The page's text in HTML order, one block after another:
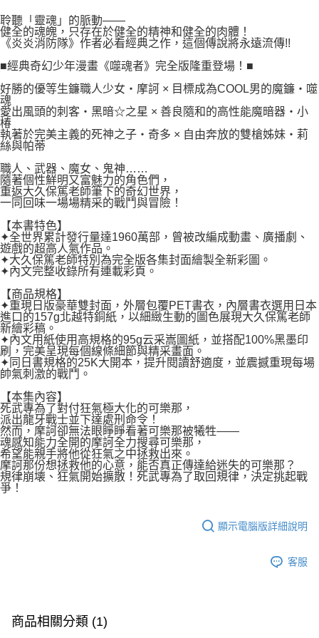
https://aftee.tw/terms/#terms3
３．未成年的使用者請事先徵得法定代理人或監護人之同意方可使用
「AFTEE先享後付」，若未經同意申辦者引起之損失，本公司不負相關責
任。
４．使用「AFTEE先享後付」時，將依據個別帳號之用戶狀況，依本公司即
請求用戶進行身份認證。
恩沛科技股份有限公司將有權停止該用戶之使用額度並採取法律行動。
宅配
國家/地區配送 查看運費
聆聽「靈魂」的脈動——
健全的魂魄，只存在於健全的精神和健全的肉體！
《炎炎消防隊》作者必看經典之作，這個傳說將永遠流傳!!
■經典奇幻少年漫畫《噬魂者》完全版隆重登場！■
好勝的優等生鐮職人少女‧摩訶 × 目標成為COOL男的魔鐮‧噬
魂
愛出風頭的刺客‧黑暗☆之星 × 善良隨和的高性能魔暗器‧小
椿
執著於完美主義的死神之子‧奇多 × 自由奔放的雙槍姊妹‧莉
絲與帕蒂
職人、武器、魔女、鬼神……
隨著個性鮮明又富魅力的角色們，
重返大久保篤老師筆下的奇幻世界，
一同回味一場場精采的戰鬥與冒險！
【本書特色】
✦全世界累計發行量達1960萬部，曾被改編成動畫、廣播劇、
遊戲的超高人氣作品。
✦大久保篤老師特別為完全版各集封面繪製全新彩圖。
✦內文完整收錄所有連載彩頁。
【商品規格】
✦重現日版豪華雙封面，外層包覆PET書衣，內層書衣選用日本
進口的157g北越特銅紙，以細緻生動的圖色展現大久保篤老師
新繪彩稿。
✦內文用紙使用高規格的95g云采嵩圖紙，並搭配100%黑墨印
刷，完美呈現每個線條細節與精采畫面。
✦同日書規格的25K大開本，提升閱讀舒適度，並震撼重現每場
帥氣刺激的戰鬥。
【本集內容】
死武專為了對付狂氣極大化的可樂那，
派出龍牙戰士並下達處刑命令！
然而，摩訶卻無法眼睜睜看著可樂那被犧牲——
魂感知能力全開的摩訶全力搜尋可樂那，
希望能親手將他從狂氣之中拯救出來。
摩訶那份想拯救他的心意，能否真正傳達給迷失的可樂那？
規律崩壊、狂氣開始擴散！死武專為了取回規律，決定挑起戰
爭！
顯示電腦版詳細說明
客服
商品相關分類 (1)